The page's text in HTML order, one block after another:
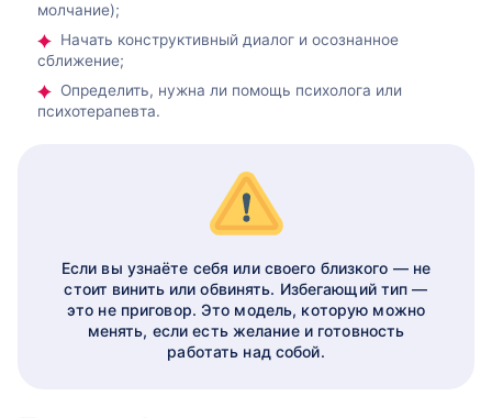
молчание);
Начать конструктивный диалог и осознанное
сближение;
Определить, нужна ли помощь психолога или
психотерапевта.
Если вы узнаёте себя или своего близкого — не
стоит винить или обвинять. Избегающий тип —
это не приговор. Это модель, которую можно
менять, если есть желание и готовность
работать над собой.